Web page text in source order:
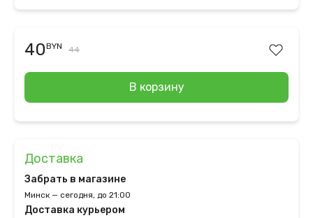
40BYN 44
В корзину
Доставка
Забрать в магазине
Минск — сегодня, до 21:00
Доставка курьером